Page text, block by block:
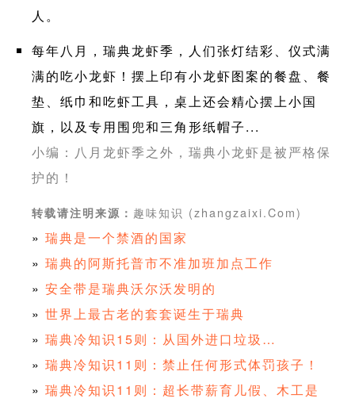
人。
每年八月，瑞典龙虾季，人们张灯结彩、仪式满
满的吃小龙虾！摆上印有小龙虾图案的餐盘、餐
垫、纸巾和吃虾工具，桌上还会精心摆上小国
旗，以及专用围兜和三角形纸帽子...
小编：八月龙虾季之外，瑞典小龙虾是被严格保
护的！
转载请注明来源： 趣味知识 (zhangzaixi.Com)
» 瑞典是一个禁酒的国家
» 瑞典的阿斯托普市不准加班加点工作
» 安全带是瑞典沃尔沃发明的
» 世界上最古老的套套诞生于瑞典
» 瑞典冷知识15则：从国外进口垃圾…
» 瑞典冷知识11则：禁止任何形式体罚孩子！
» 瑞典冷知识11则：超长带薪育儿假、木工是